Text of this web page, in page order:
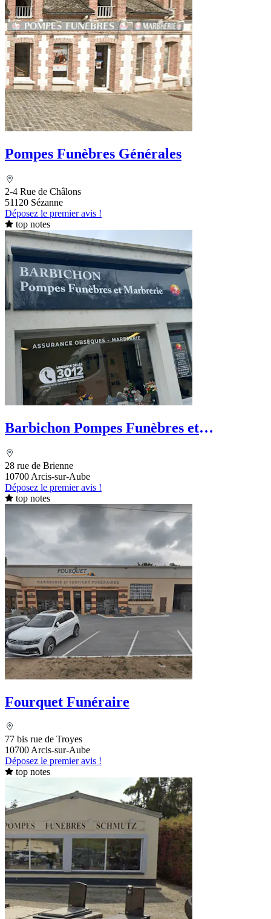
Pompes Funèbres Générales
2-4 Rue de Châlons
51120 Sézanne
Déposez le premier avis !
top notes
Barbichon Pompes Funèbres et
28 rue de Brienne
10700 Arcis-sur-Aube
Déposez le premier avis !
top notes
Fourquet Funéraire
77 bis rue de Troyes
10700 Arcis-sur-Aube
Déposez le premier avis !
top notes